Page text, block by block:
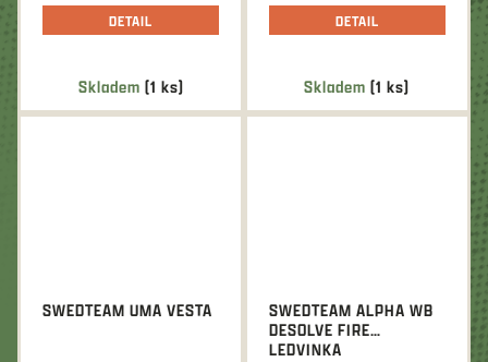
Skladem (1 ks)
DETAIL
Skladem(1 ks)
DETAIL
SWEDTEAM UMA VESTA
SWEDTEAM ALPHA WB
DESOLVE FIRE
LEDVINKA